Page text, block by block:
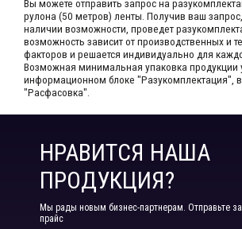
Вы можете отправить запрос на
рулона (50 метров) ленты. Получив ваш
наличии возможности, проведет
возможность зависит от производственных​ и
факторов и решается индивидуально для
Возможная минимальная упаковка продукции
информационном блоке "Разукомплектация", в
"Расфасовка".
НРАВИТСЯ НАША
ПРОДУКЦИЯ?
Мы рады новым бизнес-партнерам. Отправьте
прайс